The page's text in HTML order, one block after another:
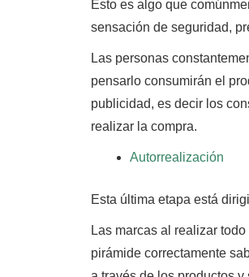
Esto es algo que
sensación de seguridad,
Las personas
pensarlo consumirán el
publicidad, es decir los
realizar la compra.
Autorrealización
Esta última etapa está
Las marcas al realizar
pirámide correctamente